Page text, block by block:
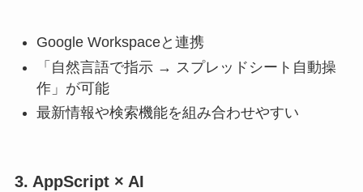
Google Workspaceと連携
「自然言語で指示 → スプレッドシート自動操
作」が可能
最新情報や検索機能を組み合わせやすい
3. AppScript × AI